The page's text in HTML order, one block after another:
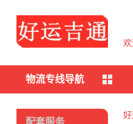
欢
物流专线导航
配套服务